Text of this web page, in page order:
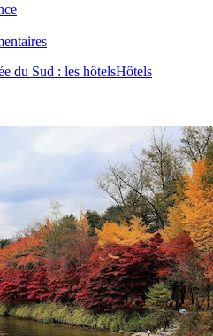
du Sud : les hôtelsHôtels